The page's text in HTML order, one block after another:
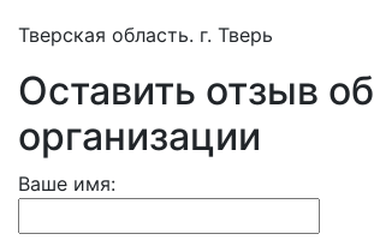
Тверская область. г. Тверь
Оставить отзыв об
организации
Ваше имя: